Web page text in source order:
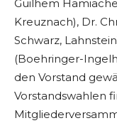
Guilhem
Kreuznach), Dr.
Schwarz,
(Boehringer-
den Vorstand
Vorstandswahlen